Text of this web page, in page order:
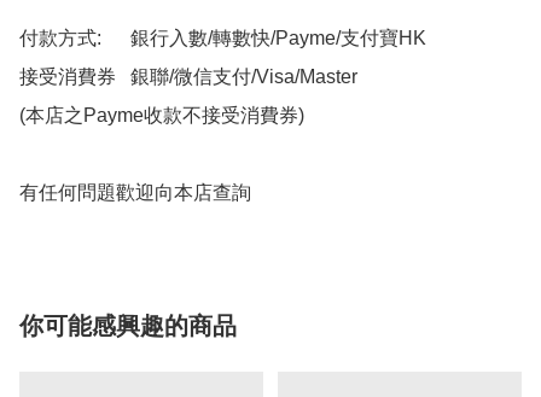
付款方式:      銀行入數/轉數快/Payme/支付寶HK
接受消費券   銀聯/微信支付/Visa/Master
(本店之Payme收款不接受消費券)
有任何問題歡迎向本店查詢
你可能感興趣的商品